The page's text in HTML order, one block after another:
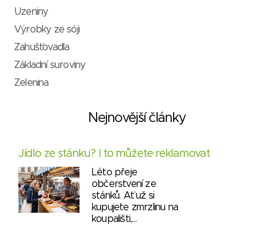
Uzeniny
Výrobky ze sóji
Zahušťovadla
Základní suroviny
Zelenina
Nejnovější články
Jídlo ze stánku? I to můžete reklamovat
Léto přeje
občerstvení ze
stánků. Ať už si
kupujete zmrzlinu na
koupališti,…